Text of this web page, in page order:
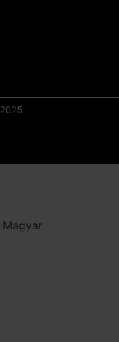
Magyar